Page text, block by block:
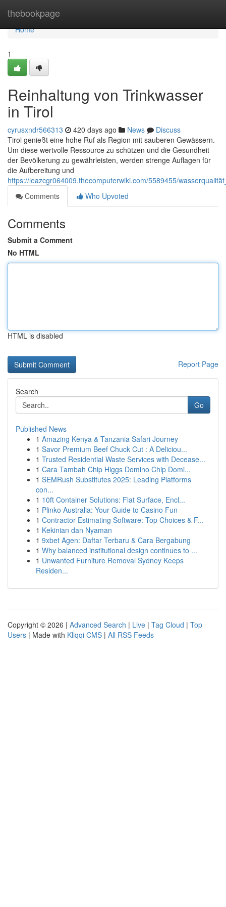
thebookpage
Home
Home
1
Reinhaltung von Trinkwasser
in Tirol
cyrusxndr566313 420 days ago News
Discuss
Tirol genießt eine hohe Ruf als Region mit sauberen Gewässern.
Um diese wertvolle Ressource zu schützen und die Gesundheit
der Bevölkerung zu gewährleisten, werden strenge Auflagen für
die Aufbereitung und
https://leazcgr064009.thecomputerwiki.com/5589455/
Comments
Who Upvoted
Comments
Submit a Comment
No HTML
HTML is disabled
Report Page
Search
Go
Published News
1 Amazing Kenya & Tanzania Safari Journey
1 Savor Premium Beef Chuck Cut : A Deliciou...
1 Trusted Residential Waste Services with Decease...
1 Cara Tambah Chip Higgs Domino Chip Domi...
1 SEMRush Substitutes 2025: Leading Platforms
con...
1 10ft Container Solutions: Flat Surface, Encl...
1 Plinko Australia: Your Guide to Casino Fun
1 Contractor Estimating Software: Top Choices & F...
1 Kekinian dan Nyaman
1 9xbet Agen: Daftar Terbaru & Cara Bergabung
1 Why balanced institutional design continues to ...
1 Unwanted Furniture Removal Sydney Keeps
Residen...
Copyright © 2026 | Advanced Search | Live | Tag Cloud | Top
Users | Made with Kliqqi CMS | All RSS Feeds